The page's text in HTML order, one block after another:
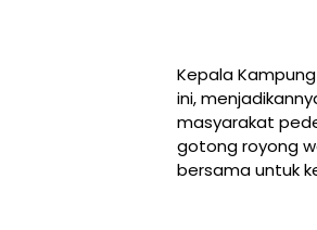
Kepala
ini,
masyarakat
gotong royong
bersama untuk